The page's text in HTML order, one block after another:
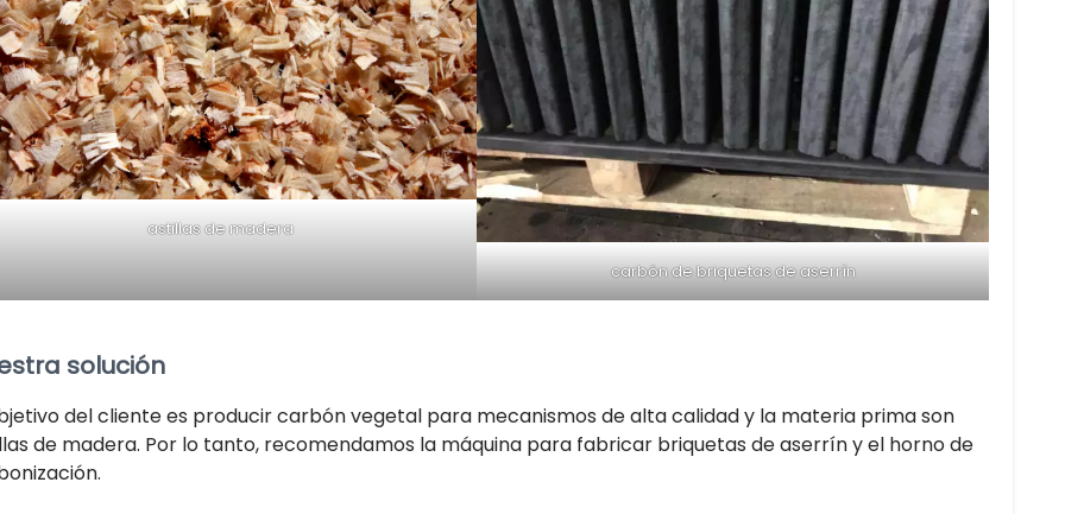
astillas de madera
carbón de briquetas de aserrín
solución
del cliente es producir carbón vegetal para mecanismos de alta calidad y la materia prima son
de madera. Por lo tanto, recomendamos la máquina para fabricar briquetas de aserrín y el horno de